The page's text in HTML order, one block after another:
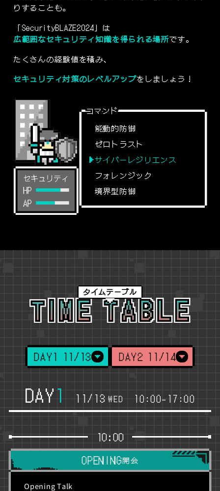
りすることも。
「SecurityBLAZE2024」は
広範囲なセキュリティ知識を得られる場所です。
たくさんの経験値を積み、
セキュリティ対策のレベルアップをしましょう！
コマンド
能動的防御
ゼロトラスト
サイバーレジリエンス
フォレンジック
境界型防御
タイムテーブル
DAY1 11/13 DAY2 11/14
DAY1 11/13 WED 10:00- 17:00
10:00
OPENING開会
Opening Talk